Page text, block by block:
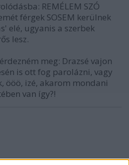
REMÉLEM SZÓ
férgek SOSEM kerülnek
elé, ugyanis a szerbek
lesz.
meg: Drazsé vajon
is ott fog parolázni, vagy
ööö, izé, akarom mondani
van így?!